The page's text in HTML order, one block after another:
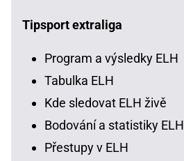
Tipsport extraliga
Program a výsledky ELH
Tabulka ELH
Kde sledovat ELH živě
Bodování a statistiky ELH
Přestupy v ELH